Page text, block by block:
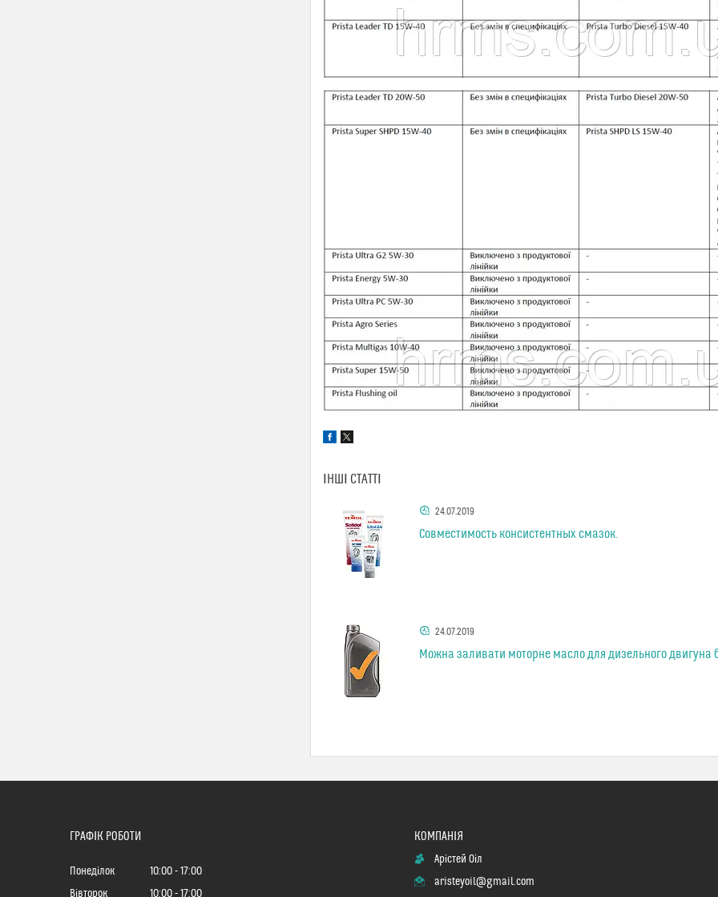
ІНШІ СТАТТІ
24.07.2019
Совместимость консистентных смазок.
24.07.2019
Можна заливати моторне масло для дизельного двигуна
ГРАФІК РОБОТИ
Понеділок 10:00
17:00
Вівторок
10:00 17:00
Арістей Оіл
aristeyoil@gmail.com